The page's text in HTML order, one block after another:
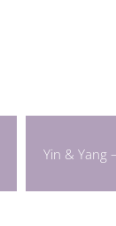
Yin & Yang